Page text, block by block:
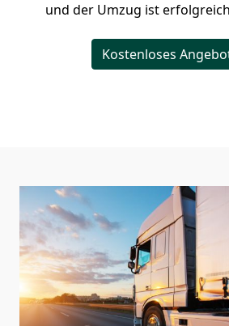
und der Umzug ist
Kostenloses